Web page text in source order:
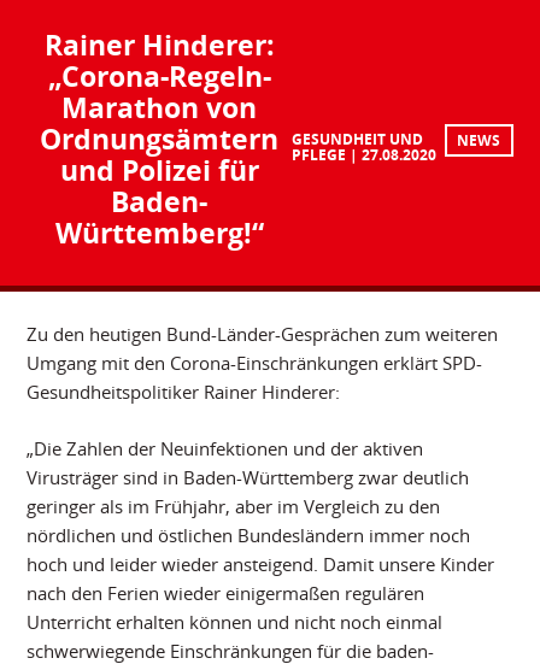
Rainer Hinderer:
„Corona-Regeln-
Marathon von
Ordnungsämtern
und Polizei für
Baden-
Württemberg!“
GESUNDHEIT UND
PFLEGE 27.08.2020
NEWS
Zu den heutigen Bund-Länder-Gesprächen zum weiteren
Umgang mit den Corona-Einschränkungen erklärt SPD-
Gesundheitspolitiker Rainer Hinderer:
„Die Zahlen der Neuinfektionen und der aktiven
Virusträger sind in Baden-Württemberg zwar deutlich
geringer als im Frühjahr, aber im Vergleich zu den
nördlichen und östlichen Bundesländern immer noch
hoch und leider wieder ansteigend. Damit unsere Kinder
nach den Ferien wieder einigermaßen regulären
Unterricht erhalten können und nicht noch einmal
schwerwiegende Einschränkungen für die baden-